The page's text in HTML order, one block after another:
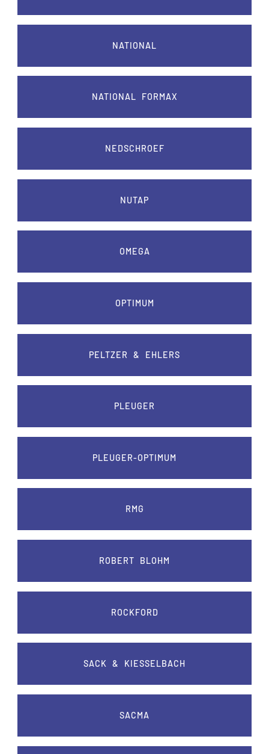
NATIONAL
NATIONAL FORMAX
NEDSCHROEF
NUTAP
OMEGA
OPTIMUM
PELTZER & EHLERS
PLEUGER
PLEUGER-OPTIMUM
RMG
ROBERT BLOHM
ROCKFORD
SACK & KIESSELBACH
SACMA